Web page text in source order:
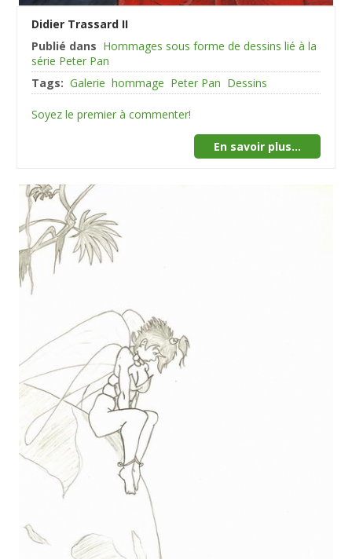
Didier Trassard II
Publié dans Hommages sous forme de dessins lié à la
série Peter Pan
Tags: Galerie hommage Peter Pan Dessins
Soyez le premier à commenter!
En savoir plus...